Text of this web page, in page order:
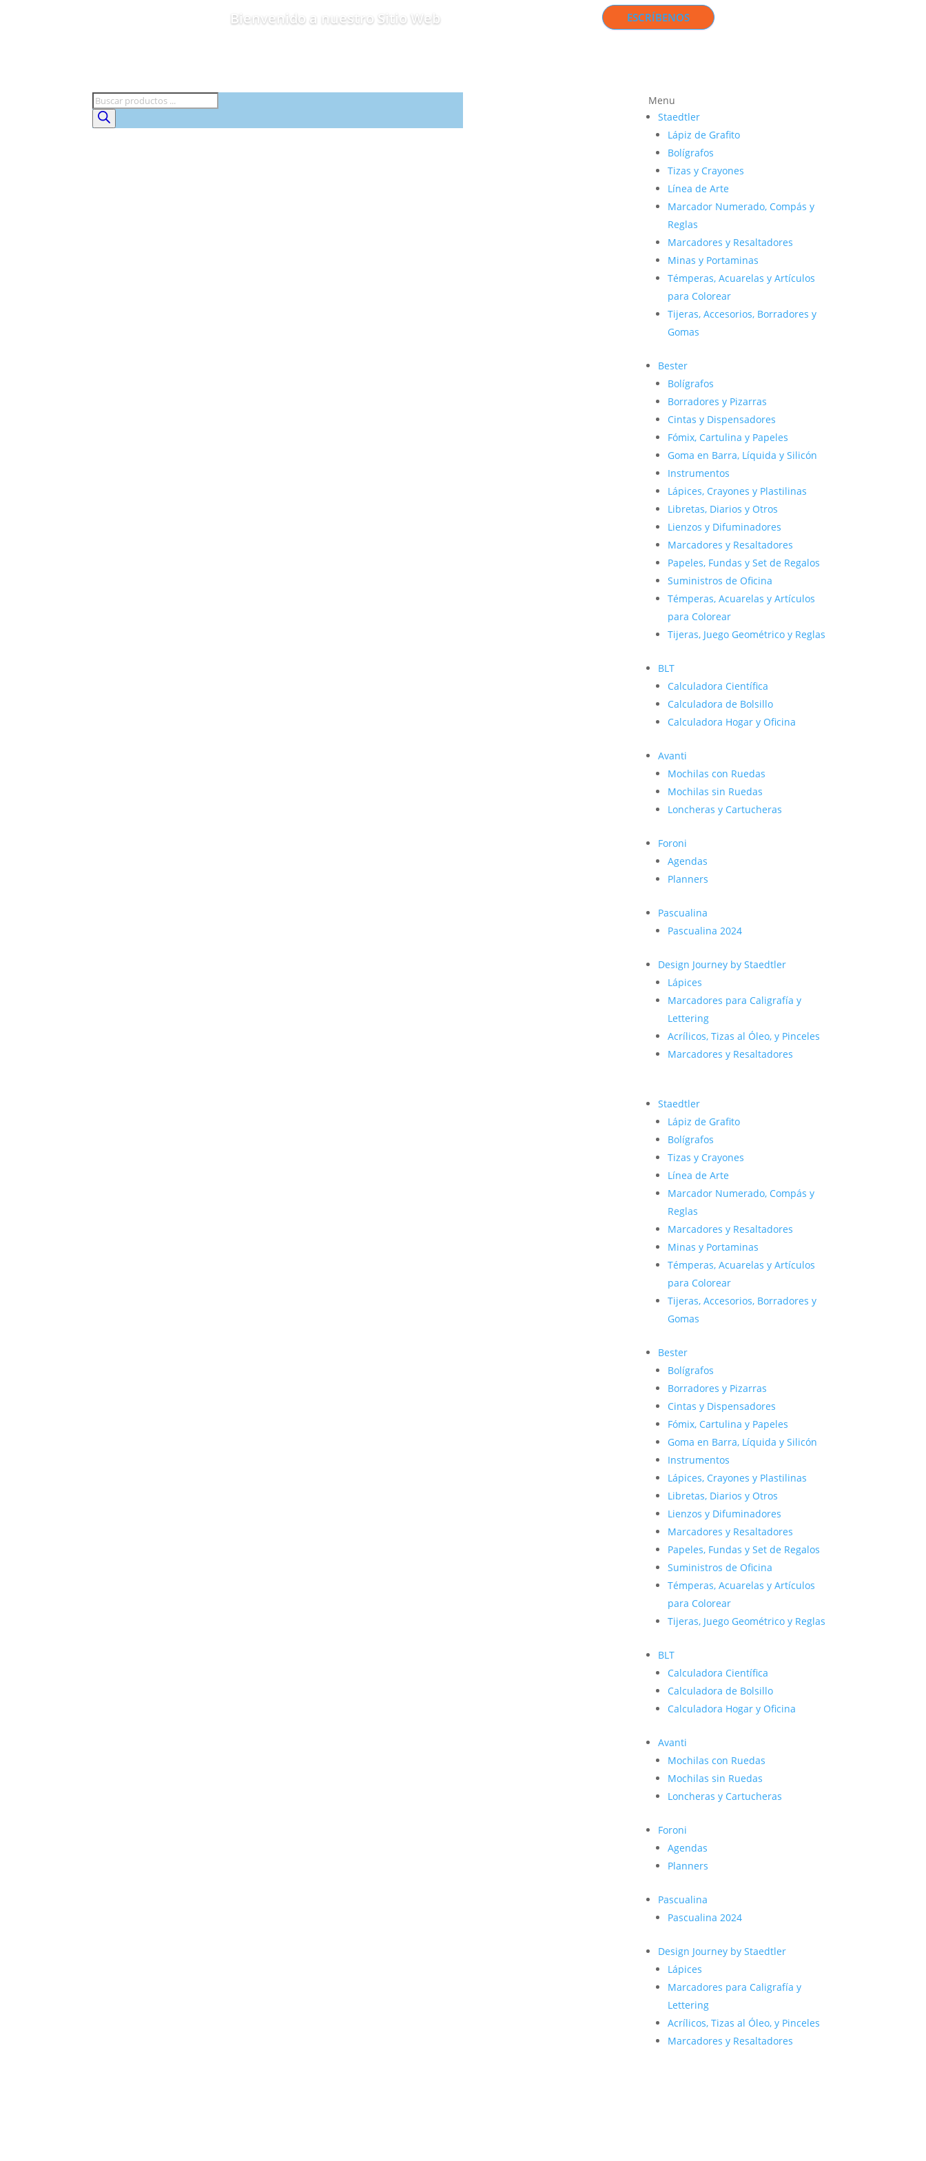
Bienvenido a nuestro Sitio Web ESCRÍBENOS
Búsqueda
de
productos
Menu
Staedtler
Lápiz de Grafito
Bolígrafos
Tizas y Crayones
Línea de Arte
Marcador Numerado, Compás y
Reglas
Marcadores y Resaltadores
Minas y Portaminas
Témperas, Acuarelas y Artículos
para Colorear
Tijeras, Accesorios, Borradores y
Gomas
Bester
Bolígrafos
Borradores y Pizarras
Cintas y Dispensadores
Fómix, Cartulina y Papeles
Goma en Barra, Líquida y Silicón
Instrumentos
Lápices, Crayones y Plastilinas
Libretas, Diarios y Otros
Lienzos y Difuminadores
Marcadores y Resaltadores
Papeles, Fundas y Set de Regalos
Suministros de Oficina
Témperas, Acuarelas y Artículos
para Colorear
Tijeras, Juego Geométrico y Reglas
BLT
Calculadora Científica
Calculadora de Bolsillo
Calculadora Hogar y Oficina
Avanti
Mochilas con Ruedas
Mochilas sin Ruedas
Loncheras y Cartucheras
Foroni
Agendas
Planners
Pascualina
Pascualina 2024
Design Journey by Staedtler
Lápices
Marcadores para Caligrafía y
Lettering
Acrílicos, Tizas al Óleo, y Pinceles
Marcadores y Resaltadores
Staedtler
Lápiz de Grafito
Bolígrafos
Tizas y Crayones
Línea de Arte
Marcador Numerado, Compás y
Reglas
Marcadores y Resaltadores
Minas y Portaminas
Témperas, Acuarelas y Artículos
para Colorear
Tijeras, Accesorios, Borradores y
Gomas
Bester
Bolígrafos
Borradores y Pizarras
Cintas y Dispensadores
Fómix, Cartulina y Papeles
Goma en Barra, Líquida y Silicón
Instrumentos
Lápices, Crayones y Plastilinas
Libretas, Diarios y Otros
Lienzos y Difuminadores
Marcadores y Resaltadores
Papeles, Fundas y Set de Regalos
Suministros de Oficina
Témperas, Acuarelas y Artículos
para Colorear
Tijeras, Juego Geométrico y Reglas
BLT
Calculadora Científica
Calculadora de Bolsillo
Calculadora Hogar y Oficina
Avanti
Mochilas con Ruedas
Mochilas sin Ruedas
Loncheras y Cartucheras
Foroni
Agendas
Planners
Pascualina
Pascualina 2024
Design Journey by Staedtler
Lápices
Marcadores para Caligrafía y
Lettering
Acrílicos, Tizas al Óleo, y Pinceles
Marcadores y Resaltadores